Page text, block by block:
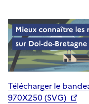
Télécharger le
970X250 (SVG)